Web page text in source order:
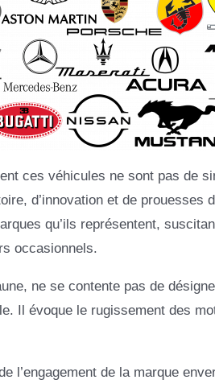
ces véhicules ne sont pas de
d’innovation et de prouesses
qu’ils représentent,
occasionnels.
ne se contente pas de
Il évoque le rugissement des
l’engagement de la marque